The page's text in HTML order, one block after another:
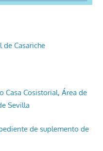
Casariche
Casa Cosistorial, Área de
Sevilla
de suplemento de